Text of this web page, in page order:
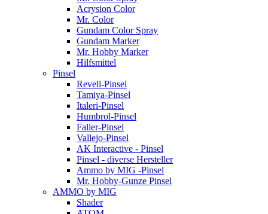
Acrysion Color
Mr. Color
Gundam Color Spray
Gundam Marker
Mr. Hobby Marker
Hilfsmittel
Pinsel
Revell-Pinsel
Tamiya-Pinsel
Italeri-Pinsel
Humbrol-Pinsel
Faller-Pinsel
Vallejo-Pinsel
AK Interactive - Pinsel
Pinsel - diverse Hersteller
Ammo by MIG -Pinsel
Mr. Hobby-Gunze Pinsel
AMMO by MIG
Shader